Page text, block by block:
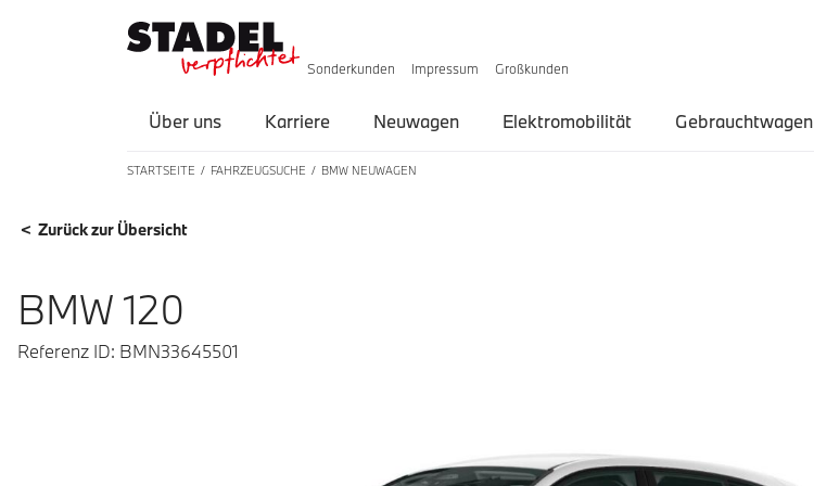
Sonderkunden Impressum Großkunden
Über uns Karriere Neuwagen Elektromobilität Gebrauchtwagen
STARTSEITE FAHRZEUGSUCHE BMW NEUWAGEN
FAHRZEUGDETAILS
< Zurück zur Übersicht
BMW 120
Referenz ID: BMN33645501